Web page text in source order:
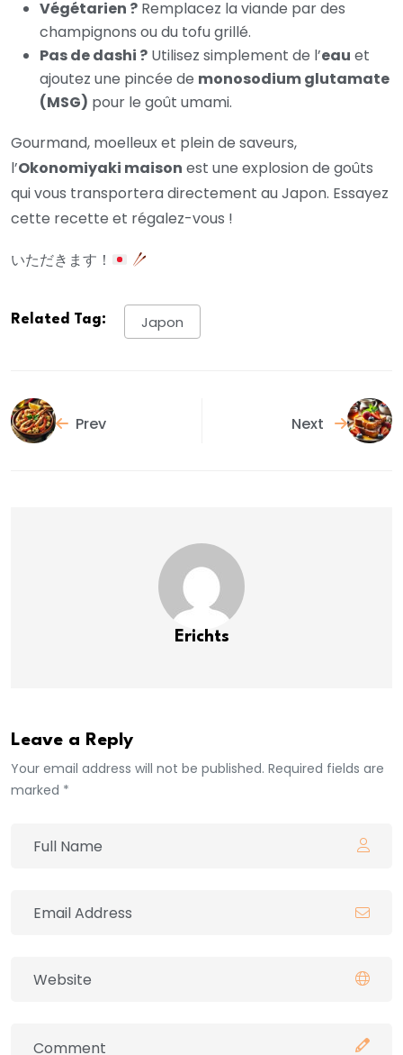
Végétarien ? Remplacez la viande par des
champignons ou du tofu grillé.
Pas de dashi ? Utilisez simplement de l’eau et
ajoutez une pincée de monosodium glutamate
(MSG) pour le goût umami.
Gourmand, moelleux et plein de saveurs,
l’Okonomiyaki maison est une explosion de goûts
qui vous transportera directement au Japon. Essayez
cette recette et régalez-vous !
いただきます！
Related Tag: Japon
Prev Next
Erichts
Leave a Reply
Your email address will not be published. Required fields are
marked *